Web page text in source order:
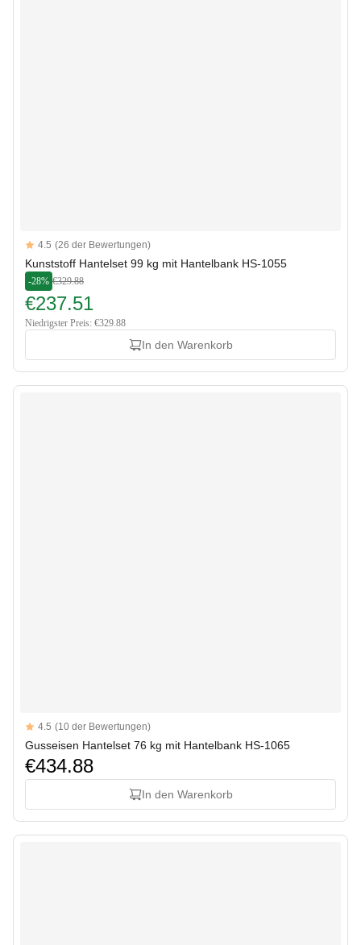
Reviews
4.5 out of 5 stars
4.5 (26 der Bewertungen)
Kunststoff Hantelset 99 kg mit Hantelbank HS-1055
-28% €329.88
€237.51
Niedrigster Preis: €329.88
In den Warenkorb
Reviews
4.5 out of 5 stars
4.5 (10 der Bewertungen)
Gusseisen Hantelset 76 kg mit Hantelbank HS-1065
€434.88
In den Warenkorb